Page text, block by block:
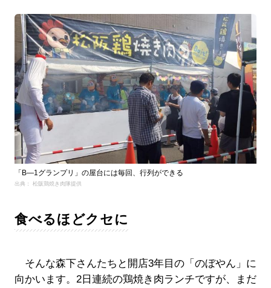
「B―1グランプリ」の屋台には毎回、行列ができる
出典： 松阪鶏焼き肉隊提供
食べるほどクセに
そんな森下さんたちと開店3年目の「のぼやん」に
向かいます。2日連続の鶏焼き肉ランチですが、まだ